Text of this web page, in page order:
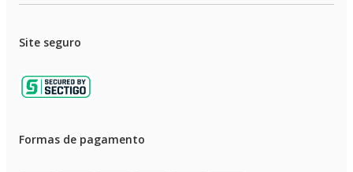
Site seguro
Formas de pagamento